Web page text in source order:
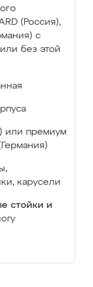
(Россия),
с
без этой
или премиум
карусели
стойки и